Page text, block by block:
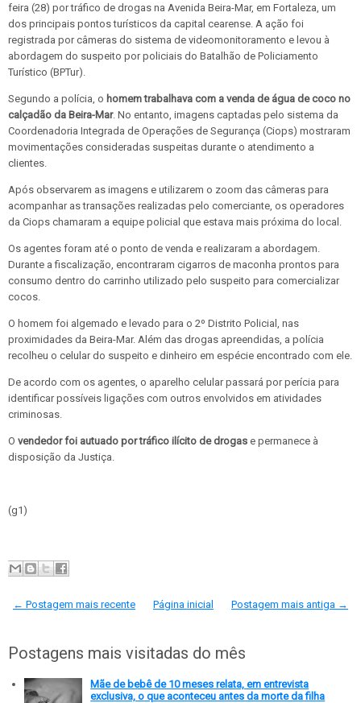
feira (28) por tráfico de drogas na Avenida Beira-Mar, em Fortaleza, um
dos principais pontos turísticos da capital cearense. A ação foi
registrada por câmeras do sistema de videomonitoramento e levou à
abordagem do suspeito por policiais do Batalhão de Policiamento
Turístico (BPTur).
Segundo a polícia, o homem trabalhava com a venda de água de coco no
calçadão da Beira-Mar. No entanto, imagens captadas pelo sistema da
Coordenadoria Integrada de Operações de Segurança (Ciops) mostraram
movimentações consideradas suspeitas durante o atendimento a
clientes.
Após observarem as imagens e utilizarem o zoom das câmeras para
acompanhar as transações realizadas pelo comerciante, os operadores
da Ciops chamaram a equipe policial que estava mais próxima do local.
Os agentes foram até o ponto de venda e realizaram a abordagem.
Durante a fiscalização, encontraram cigarros de maconha prontos para
consumo dentro do carrinho utilizado pelo suspeito para comercializar
cocos.
O homem foi algemado e levado para o 2º Distrito Policial, nas
proximidades da Beira-Mar. Além das drogas apreendidas, a polícia
recolheu o celular do suspeito e dinheiro em espécie encontrado com ele.
De acordo com os agentes, o aparelho celular passará por perícia para
identificar possíveis ligações com outros envolvidos em atividades
criminosas.
O vendedor foi autuado por tráfico ilícito de drogas e permanece à
disposição da Justiça.
(g1)
← Postagem mais recente Postagem mais antiga →
Página inicial
Postagens mais visitadas do mês
Mãe de bebê de 10 meses relata, em entrevista
exclusiva, o que aconteceu antes da morte da filha